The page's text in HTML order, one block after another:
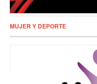
MUJER Y DEPORTE